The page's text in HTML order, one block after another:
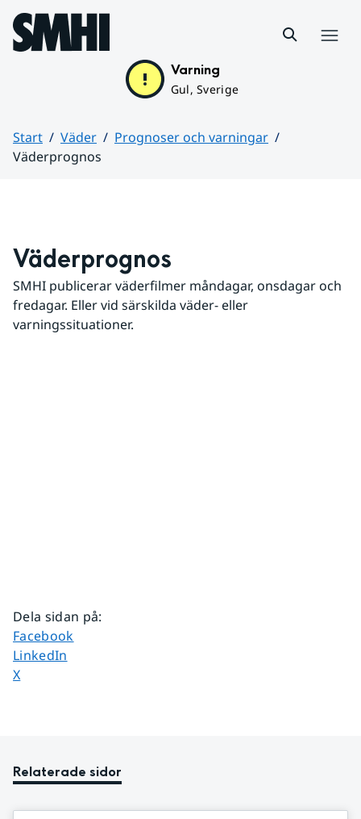
Hoppa till sidans innehåll
Varning
Gul, Sverige
Start Väder
Prognoser och varningar
Väderprognos
Väderprognos
SMHI publicerar väderfilmer måndagar, onsdagar och
fredagar. Eller vid särskilda väder- eller
varningssituationer.
Dela sidan på:
Dela sidan på
Facebook
Dela sidan på
LinkedIn
Dela sidan på
X
Relaterade sidor